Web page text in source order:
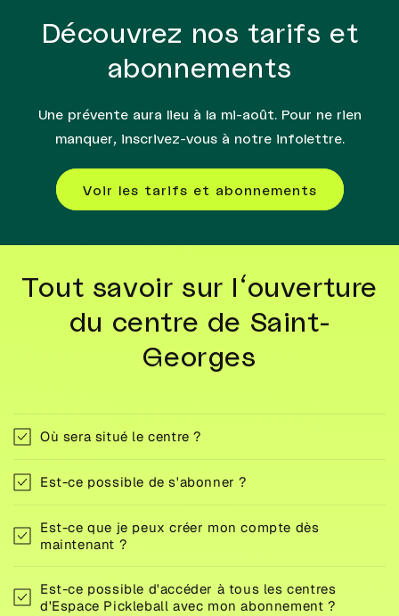
Découvrez nos tarifs et
abonnements
Une prévente aura lieu à la mi-août. Pour ne rien
manquer, inscrivez-vous à notre infolettre.
Voir les tarifs et abonnements
Tout savoir sur l'ouverture
du centre de Saint-
Georges
Où sera situé le centre ?
Est-ce possible de s'abonner ?
Est-ce que je peux créer mon compte dès
maintenant ?
Est-ce possible d'accéder à tous les centres
d'Espace Pickleball avec mon abonnement ?